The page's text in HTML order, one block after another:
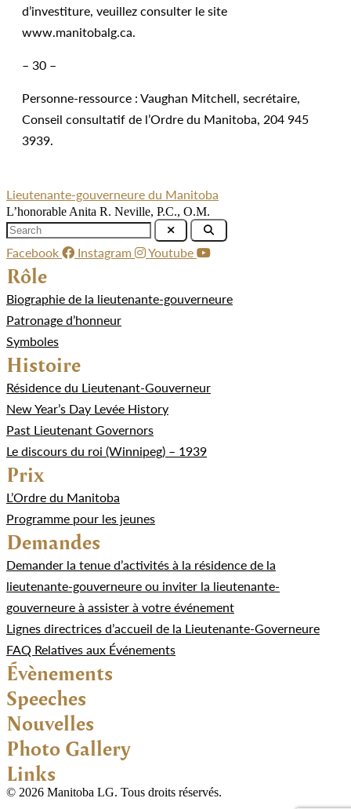
d’investiture, veuillez consulter le site
www.manitobalg.ca.
– 30 –
Personne-ressource : Vaughan Mitchell, secrétaire,
Conseil consultatif de l’Ordre du Manitoba, 204 945
3939.
Lieutenante-gouverneure du Manitoba
L’honorable Anita R. Neville, P.C., O.M.
Facebook Instagram Youtube
Rôle
Biographie de la lieutenante-gouverneure
Patronage d’honneur
Symboles
Histoire
Résidence du Lieutenant-Gouverneur
New Year’s Day Levée History
Past Lieutenant Governors
Le discours du roi (Winnipeg) – 1939
Prix
L’Ordre du Manitoba
Programme pour les jeunes
Demandes
Demander la tenue d’activités à la résidence de la
lieutenante-gouverneure ou inviter la lieutenante-
gouverneure à assister à votre événement
Lignes directrices d’accueil de la Lieutenante-Governeure
FAQ Relatives aux Événements
Évènements
Speeches
Nouvelles
Photo Gallery
Links
© 2026 Manitoba LG. Tous droits réservés.